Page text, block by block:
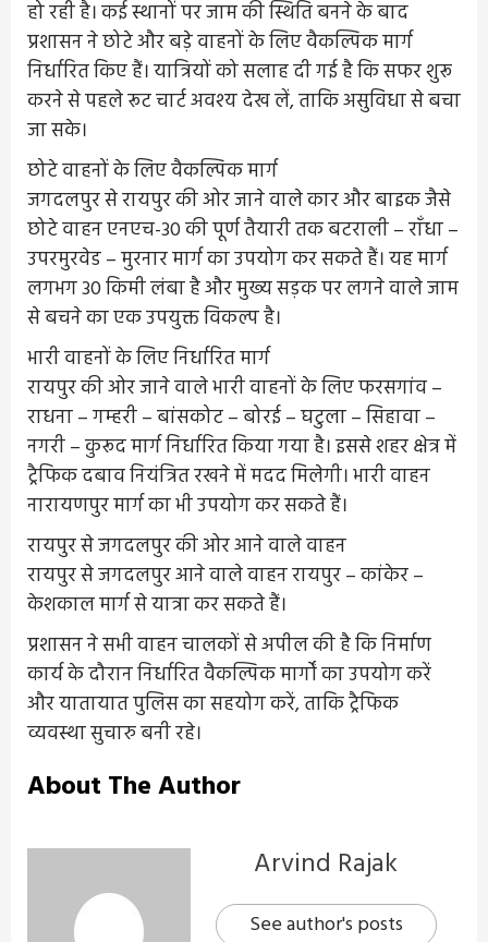
हो रही है। कई स्थानों पर जाम की स्थिति बनने के बाद
प्रशासन ने छोटे और बड़े वाहनों के लिए वैकल्पिक मार्ग
निर्धारित किए हैं। यात्रियों को सलाह दी गई है कि सफर शुरू
करने से पहले रूट चार्ट अवश्य देख लें, ताकि असुविधा से बचा
जा सके।
छोटे वाहनों के लिए वैकल्पिक मार्ग
जगदलपुर से रायपुर की ओर जाने वाले कार और बाइक जैसे
छोटे वाहन एनएच-30 की पूर्ण तैयारी तक बटराली – राँधा –
उपरमुरवेड – मुरनार मार्ग का उपयोग कर सकते हैं। यह मार्ग
लगभग 30 किमी लंबा है और मुख्य सड़क पर लगने वाले जाम
से बचने का एक उपयुक्त विकल्प है।
भारी वाहनों के लिए निर्धारित मार्ग
रायपुर की ओर जाने वाले भारी वाहनों के लिए फरसगांव –
राधना – गम्हरी – बांसकोट – बोरई – घटुला – सिहावा –
नगरी – कुरूद मार्ग निर्धारित किया गया है। इससे शहर क्षेत्र में
ट्रैफिक दबाव नियंत्रित रखने में मदद मिलेगी। भारी वाहन
नारायणपुर मार्ग का भी उपयोग कर सकते हैं।
रायपुर से जगदलपुर की ओर आने वाले वाहन
रायपुर से जगदलपुर आने वाले वाहन रायपुर – कांकेर –
केशकाल मार्ग से यात्रा कर सकते हैं।
प्रशासन ने सभी वाहन चालकों से अपील की है कि निर्माण
कार्य के दौरान निर्धारित वैकल्पिक मार्गों का उपयोग करें
और यातायात पुलिस का सहयोग करें, ताकि ट्रैफिक
व्यवस्था सुचारु बनी रहे।
About The Author
Arvind Rajak
See author's posts